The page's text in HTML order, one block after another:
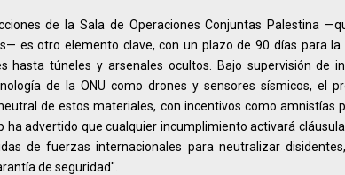
de la Sala de Operaciones Conjuntas Palestina
es otro elemento clave, con un plazo de 90 días para
hasta túneles y arsenales ocultos. Bajo supervisión de
de la ONU como drones y sensores sísmicos, el
de estos materiales, con incentivos como amnistías
ha advertido que cualquier incumplimiento activará
de fuerzas internacionales para neutralizar
de seguridad".